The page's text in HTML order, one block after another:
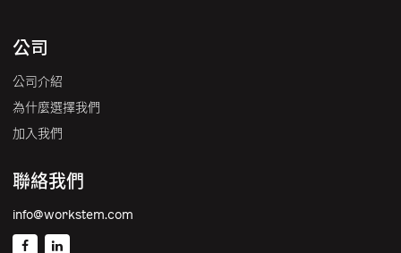
公司
公司介紹
為什麼選擇我們
加入我們
聯絡我們
info@workstem.com